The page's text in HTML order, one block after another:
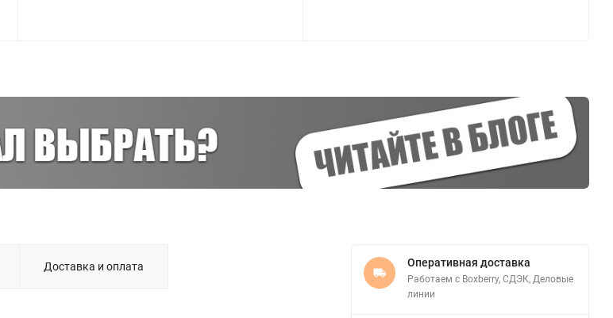
Доставка и оплата Оперативная доставка
Работаем с Boxberry, СДЭК, Деловые
линии